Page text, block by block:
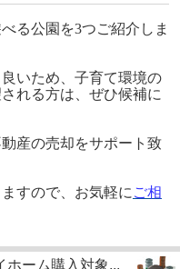
る公園を3つご紹介しま
いため、子育て環境の
れる方は、ぜひ候補に
産の売却をサポート致
すので、お気軽に ご相
ホーム購入対象...